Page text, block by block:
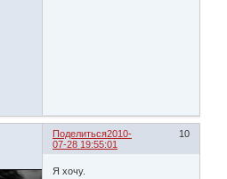
Поделиться 10
2010-
07-28 19:55:01
Я хочу.